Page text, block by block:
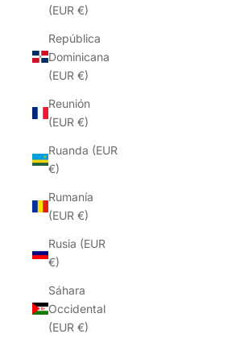
(EUR €)
República
Dominicana
(EUR €)
Reunión
(EUR €)
Ruanda (EUR
€)
Rumanía
(EUR €)
Rusia (EUR
€)
Sáhara
Occidental
(EUR €)